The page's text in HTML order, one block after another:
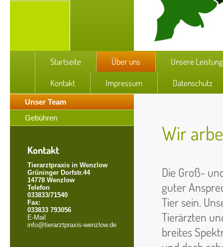
Startseite Über uns Unsere
Kontakt Impressum Datenschutz
Unser Team
Gebühren
Kontakt
Tierarztpraxis in Wenzlow
Grüninger Dorfstr.44
14778 Wenzlow
Telefon
033833/71540
Fax:
033833 793056
E-Mail
info@tierarztpraxis-wenzlow.de
Wir
Die Groß-
guter
Tier sein.
Tierärzten
breites